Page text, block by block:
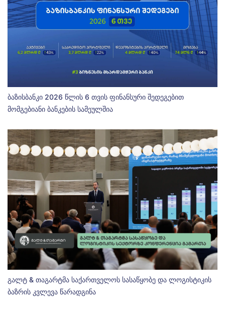
ბაზისბანკი 2026 წლის 6 თვის ფინანსური შედეგებით
მომგებიანი ბანკების სამეულშია
გალტ & თაგარტმა საქართველოს სასაწყობე და ლოგისტიკის
ბაზრის კვლევა წარადგინა